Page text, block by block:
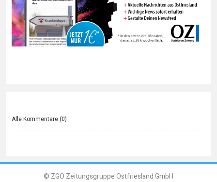
Alle Kommentare (0)
© ZGO Zeitungsgruppe Ostfriesland GmbH